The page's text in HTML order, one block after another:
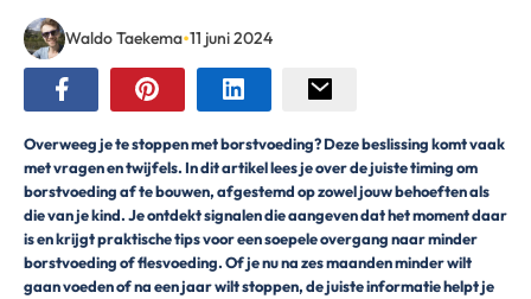
Waldo Taekema•11 juni 2024
Overweeg je te stoppen met borstvoeding? Deze beslissing komt vaak
met vragen en twijfels. In dit artikel lees je over de juiste timing om
borstvoeding af te bouwen, afgestemd op zowel jouw behoeften als
die van je kind. Je ontdekt signalen die aangeven dat het moment daar
is en krijgt praktische tips voor een soepele overgang naar minder
borstvoeding of flesvoeding. Of je nu na zes maanden minder wilt
gaan voeden of na een jaar wilt stoppen, de juiste informatie helpt je